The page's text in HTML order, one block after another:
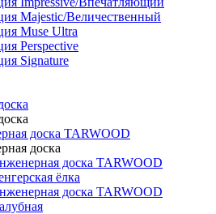
Majestic/Величественный
Muse Ultra
Perspective
Signature
доска TARWOOD
доска
доска TARWOOD
ёлка
доска TARWOOD